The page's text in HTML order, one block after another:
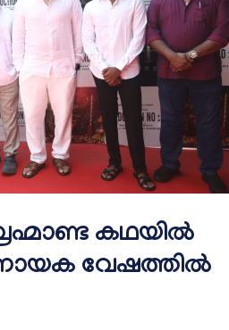
കഥയിൽ
നായക വേഷത്തിൽ